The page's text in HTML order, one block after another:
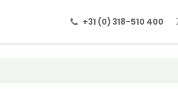
Formulieren
+31 (0) 318-510 400​​